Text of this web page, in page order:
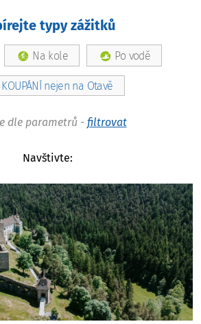
Hrad Kašperk
typy zážitků
Na kole Po vodě
KOUPÁNÍ nejen na Otavě
dle parametrů- filtrovat
Navštivte: